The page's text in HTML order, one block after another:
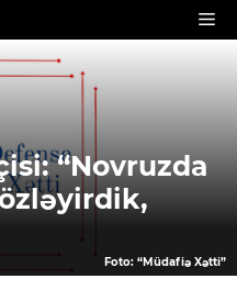
“Novruzda
Foto: “Müdafiə Xətti”